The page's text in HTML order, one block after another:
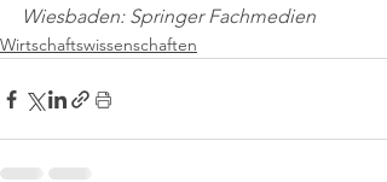
Wiesbaden: Springer Fachmedien
Wirtschaftswissenschaften